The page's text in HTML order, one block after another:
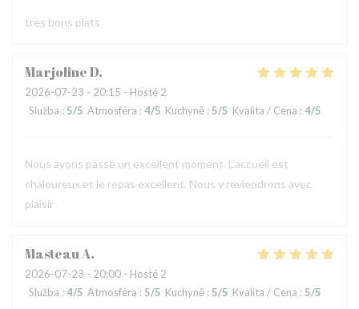
tres bons plats
MarjolineD
2026-07-23 - 20:15 - Hosté 2
Služba : 5/5 Atmosféra : 4/5 Kuchyně : 5/5 Kvalita / Cena : 4/5
Nous avons passé un excellent moment. L'accueil est
chaleureux et le repas excellent. Nous y reviendrons avec
plaisir
MasteauA
2026-07-23 - 20:00 - Hosté 2
Služba : 4/5 Atmosféra : 5/5 Kuchyně : 5/5 Kvalita / Cena : 5/5